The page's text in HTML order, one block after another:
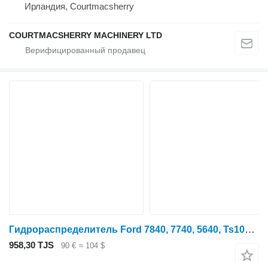
Ирландия, Courtmacsherry
COURTMACSHERRY MACHINERY LTD
Гидрораспределитель Ford 7840, 7740, 5640, Ts100, Ts110 Transmission Control Cover F2nn72 F2NN7222AA для трактора колесного
958,30 TJS 90 € ≈ 104 $